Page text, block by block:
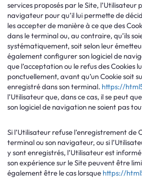
services proposés par le Site, l’Utilisateur
navigateur pour qu’il lui permette de
les accepter de manière à ce que des
dans le terminal ou, au contraire, qu’ils
systématiquement, soit selon leur
également configurer son logiciel de
que l’acceptation ou le refus des Cookies
ponctuellement, avant qu’un Cookie soit
enregistré dans son terminal. https://
l’Utilisateur que, dans ce cas, il se peut
son logiciel de navigation ne soient pas
Si l’Utilisateur refuse l’enregistrement de
terminal ou son navigateur, ou si
y sont enregistrés, l’Utilisateur est
son expérience sur le Site peuvent être
également être le cas lorsque https://